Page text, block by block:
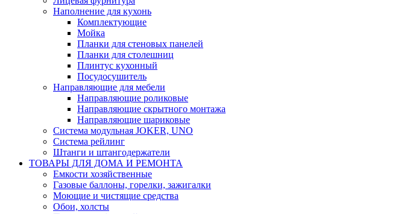
Наполнение для кухонь
Комплектующие
Мойка
Планки для стеновых панелей
Планки для столешниц
Плинтус кухонный
Посудосушитель
Направляющие для мебели
Направляющие роликовые
Направляющие скрытного монтажа
Направляющие шариковые
Система модульная JOKER, UNO
Система рейлинг
Штанги и штангодержатели
ТОВАРЫ ДЛЯ ДОМА И РЕМОНТА
Емкости хозяйственные
Газовые баллоны, горелки, зажигалки
Моющие и чистящие средства
Обои, холсты